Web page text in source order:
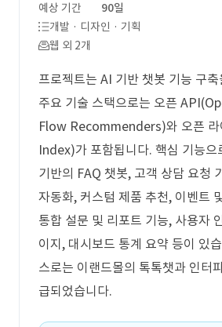
예상 기간
90일
개발 · 디자인 · 기획
웹 외 2개
프로젝트는 AI 기반 챗봇 기능 구
주요 기술 스택으로는 오픈
Flow Recommenders)와 오픈
Index)가 포함됩니다. 핵심 기능으
기반의 FAQ 챗봇, 고객 상담 요청
자동화, 커스텀 제품 추천, 이벤트
통합 설문 및 리포트 기능, 사용자
이지, 대시보드 통계 요약 등이 있
스로는 이랜드몰의 톡톡챗과 인터
급되었습니다.